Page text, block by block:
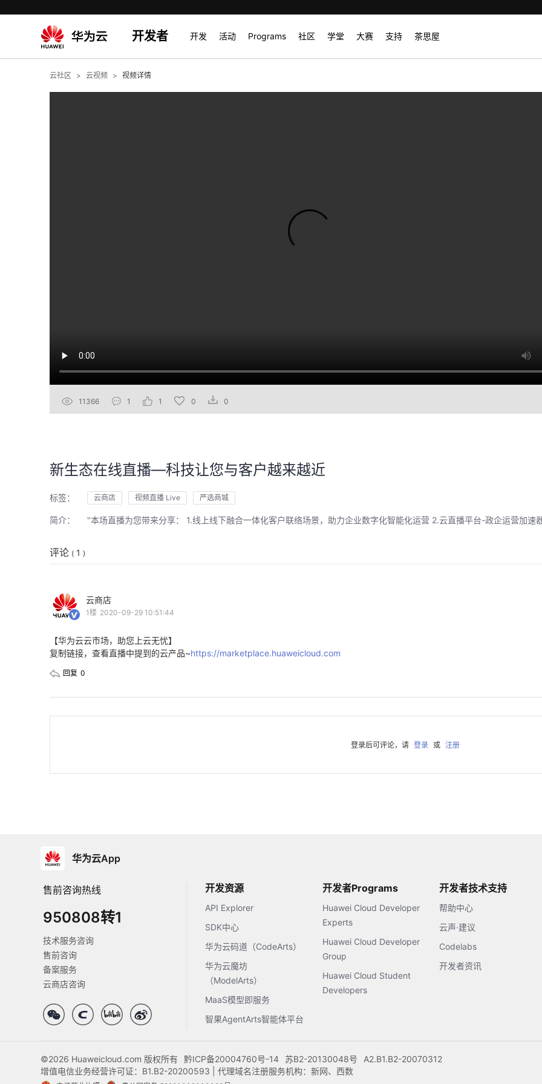
开发者 开发 活动 Programs 社区 学堂 大赛 支持 茶思屋
云社区 云视频 视频详情
11366 1 1 0 0
新生态在线直播—科技让您与客户越来越近
标签： 云商店 视频直播 Live 严选商城
简介： "本场直播为您带来分享： 1.线上线下融合一体化客户联络场景，助力企业数字化智能化运营 2.云直播平台-政企运营加速
评论 ( 1 )
云商店
1楼 2020-09-29 10:51:44
【华为云云市场，助您上云无忧】
复制链接，查看直播中提到的云产品~https://marketplace.huaweicloud.com
回复 0
登录后可评论，请 登录 或 注册
华为云App
售前咨询热线
950808转1
技术服务咨询
售前咨询
备案服务
云商店咨询
开发资源
API Explorer
SDK中心
华为云码道（CodeArts）
华为云魔坊
（ModelArts）
MaaS模型即服务
智果AgentArts智能体平台
开发者Programs
Huawei Cloud Developer
Experts
Huawei Cloud Developer
Group
Huawei Cloud Student
Developers
开发者技术支持
帮助中心
云声·建议
Codelabs
开发者资讯
©2026 Huaweicloud.com 版权所有 黔ICP备20004760号-14 苏B2-20130048号
A2.B1.B2-20070312
增值电信业务经营许可证：B1.B2-20200593 | 代理域名注册服务机构：新网、西数